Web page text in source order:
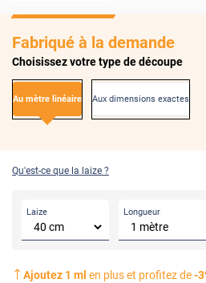
Fabriqué à la demande
Choisissez votre type de découpe
Au mètre linéaire Aux dimensions exactes
Qu'est-ce que la laize ?
Laize Longueur
Ajoutez 1 ml en plus et profitez de-3